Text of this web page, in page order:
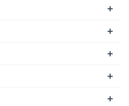
+
+
+
+
+